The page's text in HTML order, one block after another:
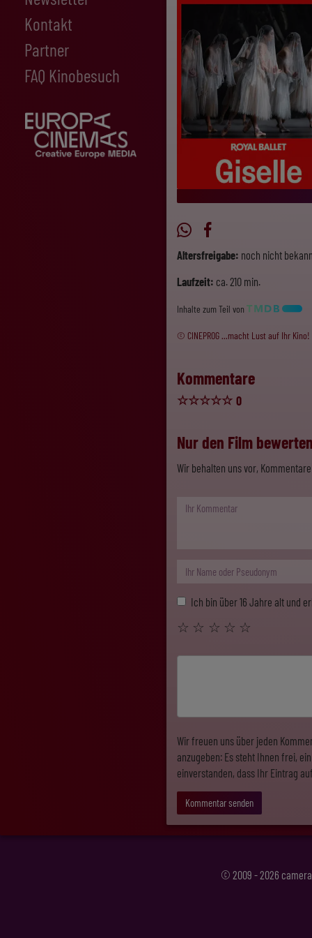
Kontakt
Partner
FAQ Kinobesuch
Altersfreigabe: noch nicht
Laufzeit: ca. 210 min.
Inhalte zum Teil von
© CINEPROG ...macht Lust auf Ihr Kino!
Kommentare
☆☆☆☆☆ 0
Nur den Film
Wir behalten uns vor,
Ich bin über 16 Jahre alt und
☆
☆
☆
☆
☆
Wir freuen uns über jeden
anzugeben: Es steht Ihnen frei,
einverstanden, dass Ihr Eintrag
Kommentar senden
© 2009 - 2026